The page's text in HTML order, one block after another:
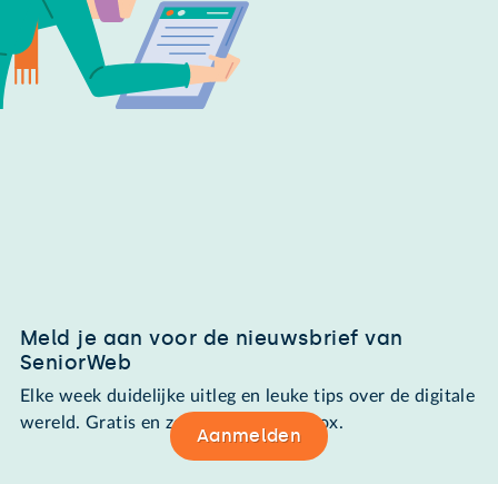
Meld je aan voor de nieuwsbrief van
SeniorWeb
Elke week duidelijke uitleg en leuke tips over de digitale
wereld. Gratis en zomaar in de mailbox.
Aanmelden